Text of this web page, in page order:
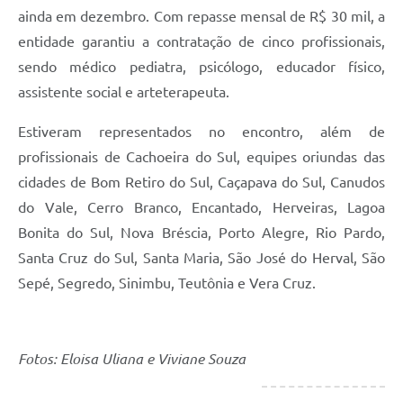
ainda em dezembro. Com repasse mensal de R$ 30 mil, a
entidade garantiu a contratação de cinco profissionais,
sendo médico pediatra, psicólogo, educador físico,
assistente social e arteterapeuta.
Estiveram representados no encontro, além de
profissionais de Cachoeira do Sul, equipes oriundas das
cidades de Bom Retiro do Sul, Caçapava do Sul, Canudos
do Vale, Cerro Branco, Encantado, Herveiras, Lagoa
Bonita do Sul, Nova Bréscia, Porto Alegre, Rio Pardo,
Santa Cruz do Sul, Santa Maria, São José do Herval, São
Sepé, Segredo, Sinimbu, Teutônia e Vera Cruz.
Fotos: Eloisa Uliana e Viviane Souza